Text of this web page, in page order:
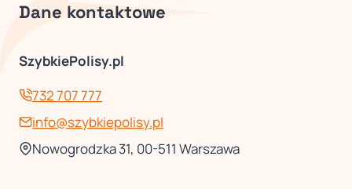
Dane kontaktowe
SzybkiePolisy.pl
732 707 777
info@szybkiepolisy.pl
Nowogrodzka 31, 00-511 Warszawa